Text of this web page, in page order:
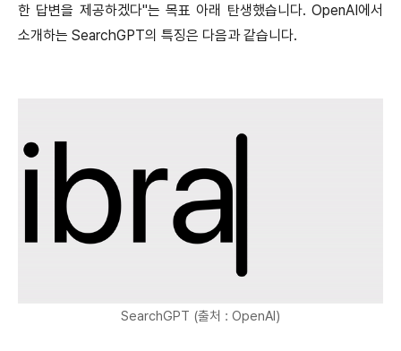
한 답변을 제공하겠다"는 목표 아래 탄생했습니다. OpenAI에서
소개하는 SearchGPT의 특징은 다음과 같습니다.
SearchGPT (출처 : OpenAI)